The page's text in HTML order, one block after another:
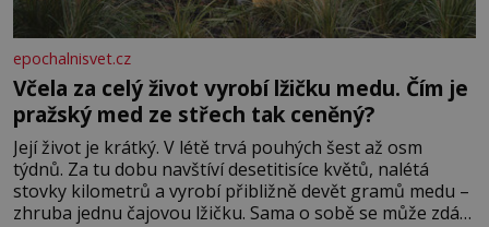
epochalnisvet.cz
Včela za celý život vyrobí lžičku medu. Čím je
pražský med ze střech tak ceněný?
Její život je krátký. V létě trvá pouhých šest až osm
týdnů. Za tu dobu navštíví desetitisíce květů, nalétá
stovky kilometrů a vyrobí přibližně devět gramů medu –
zhruba jednu čajovou lžičku. Sama o sobě se může zdát